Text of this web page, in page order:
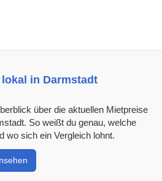
in Darmstadt
über die aktuellen Mietpreise
So weißt du genau, welche
wo sich ein Vergleich lohnt.